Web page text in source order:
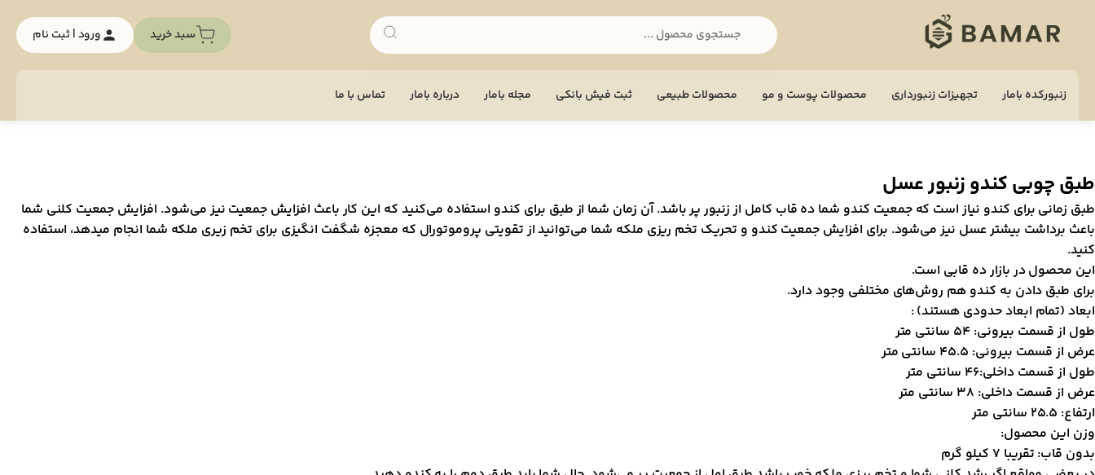
سبد خرید ورود | ثبت نام
زنبورکده بامار تجهيزات زنبورداری محصولات پوست و مو محصولات طبیعی ثبت فیش بانکی مجله بامار درباره بامار تماس با ما
طبق چوبی کندو زنبور عسل
طبق زمانی برای کندو نیاز است که جمعیت کندو شما ده قاب کامل از زنبور پر باشد. آن زمان شما از طبق برای کندو استفاده می‌کنید که این کار باعث افزایش جمعیت نیز می‌شود. افزایش جمعیت کلنی شما
باعث برداشت بیشتر عسل نیز می‌شود. برای افزایش جمعیت کندو و تحریک تخم ریزی ملکه شما می‌توانید از تقویتی پروموتورال که معجزه شگفت انگیزی برای تخم زیری ملکه شما انجام میدهد، استفاده
کنید.
این محصول در بازار ده قابی است.
برای طبق دادن به کندو هم روش‌های مختلفی وجود دارد.
ابعاد (تمام ابعاد حدودی هستند) :
طول از قسمت بیرونی: 54 سانتی متر
عرض از قسمت بیرونی: 45.5 سانتی متر
طول از قسمت داخلی:46 سانتی متر
عرض از قسمت داخلی: 38 سانتی متر
ارتفاع: 25.5 سانتی متر
وزن این محصول:
بدون قاب: تقریبا 7 کیلو گرم